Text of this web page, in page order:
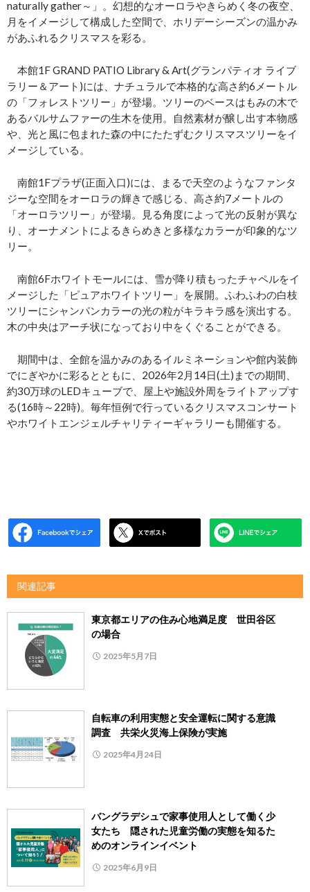
naturally gather～」。幻想的なオーロラやきらめく冬の夜空、
月をイメージして構成した空間で、ホリデーシーズンの温かみ
があふれるクリスマスを彩る。
本館1F GRAND PATIO Library & Art(グランパティオ ライブ
ラリー＆アート)には、ナチュラルで本格的な高さ約6メートル
の「フォレストツリー」が登場。ツリーのベースはもみの木で
あるバルサムファーの生木を使用。自然素材が醸し出す本物感
や、光と風に包まれた森の中にたたずむクリスマスツリーをイ
メージしている。
南館1Fプラザ(正面入口)には、まるで天空のようなファンタ
ジーな空間をオーロラの輝きで感じる、高さ約7メートルの
「オーロラツリー」が登場。見る角度によって光の反射が異な
り、オーナメントによるきらめきと多様なカラーが印象的なツ
リー。
南館6Fホワイトモールには、雪が降り積もったチャペルをイ
メージした「ピュアホワイトツリー」を展開。ふわふわの白枝
ツリーにシャンパンカラーの光の粒がキラキラ感を演出する。
木の中央はアーチ状になっており中をくぐることができる。
期間中は、全館を温かみのあるイルミネーションや館内装飾
でにぎやかに彩るとともに、2026年2月14日(土)までの期間、
約30万球のLEDキューブで、屋上や施設外周をライトアップす
る(16時～22時)。毎年恒例で行っているクリスマスコンサート
やホワイトエンジェルチャリティーギャラリーも開催する。
関連記事
東京都エリアの住み心地満足度 世田谷区
の場合
2025年5月7日
自転車の利用実態と安全運転に関する意識
調査 共栄火災海上保険が実施
2025年4月24日
バングラデシュで家事使用人として働く少
女たち 隠された児童労働の実態を知るた
めのオンラインイベント
2025年6月9日